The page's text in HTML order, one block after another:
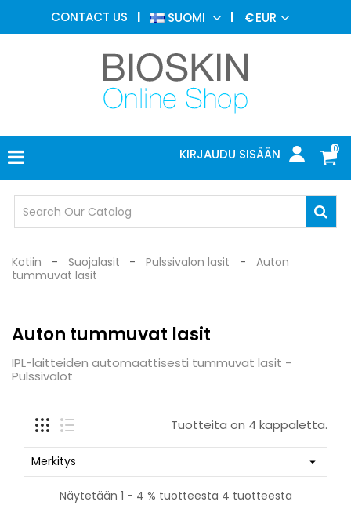
CONTACT US SUOMI €EUR
0
KIRJAUDU SISÄÄN
ESTEETTINEN
LÄÄKETIEDE
IHOTAUTIOPPI
VALOHOITO
LÄÄKETIETEELLISET
LÄÄKÄRIN
TOIMISTO
SUOJALASIT
Kotiin Suojalasit Pulssivalon lasit
Auton
tummuvat lasit
Auton tummuvat lasit
IPL-laitteiden automaattisesti tummuvat lasit -
Pulssivalot
Tuotteita on 4 kappaletta.
Merkitys 
Näytetään 1 - 4 % tuotteesta 4 tuotteesta